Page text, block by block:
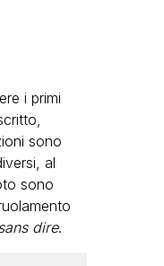
i primi
sono
al
sono
dire.